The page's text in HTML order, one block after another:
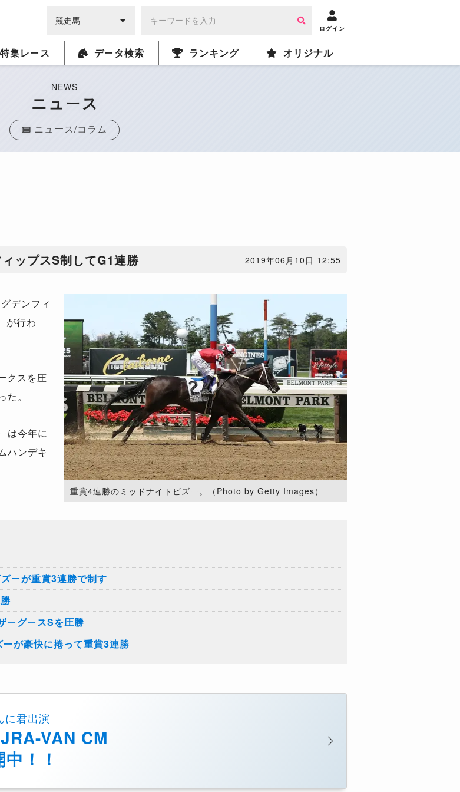
ログイン
特集レース データ検索 ランキング オリジナル
NEWS
ニュース
ニュース/コラム
ップスS制してG1連勝 2019年06月10日 12:55
重賞4連勝のミッドナイトビズー。（Photo by Getty Images）
デンフィ
が行わ
クスを圧
。
は今年に
ハンデキ
ーが重賞3連勝で制す
ーグースSを圧勝
が豪快に捲って重賞3連勝
に君出演
VAN CM
！！